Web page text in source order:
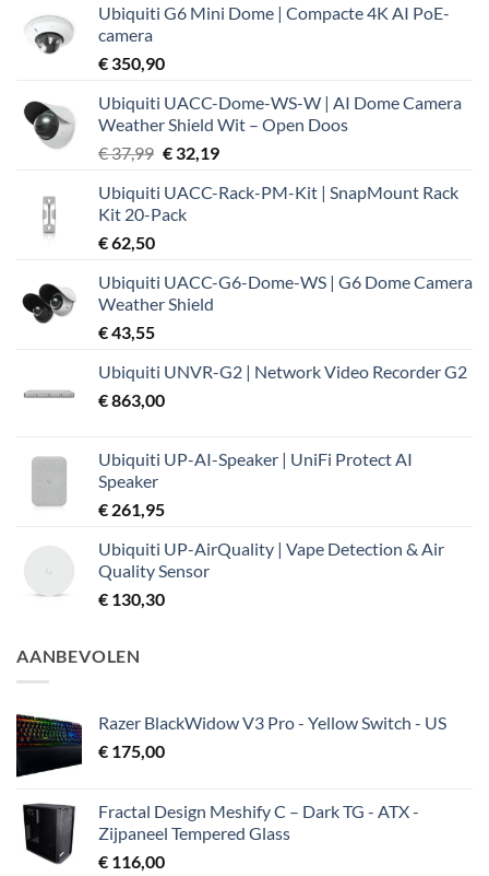
Ubiquiti G6 Mini Dome | Compacte 4K AI PoE-
camera
€ 350,90
Ubiquiti UACC-Dome-WS-W | AI Dome Camera
Weather Shield Wit – Open Doos
€37,99 Oorspronkelijke
was:
€ 37,99.
€32,19Huidige
is:
Ubiquiti UACC-Rack-PM-Kit | SnapMount Rack
Kit 20-Pack
€62,50
Ubiquiti UACC-G6-Dome-WS | G6 Dome Camera
Weather Shield
€43,55
Ubiquiti UNVR-G2 | Network Video Recorder G2
€863,00
Ubiquiti UP-AI-Speaker | UniFi Protect AI
Speaker
€ 261,95
Ubiquiti UP-AirQuality | Vape Detection & Air
Quality Sensor
€ 130,30
AANBEVOLEN
Razer BlackWidow V3 Pro - Yellow Switch - US
€ 175,00
Fractal Design Meshify C – Dark TG - ATX -
Zijpaneel Tempered Glass
€ 116,00